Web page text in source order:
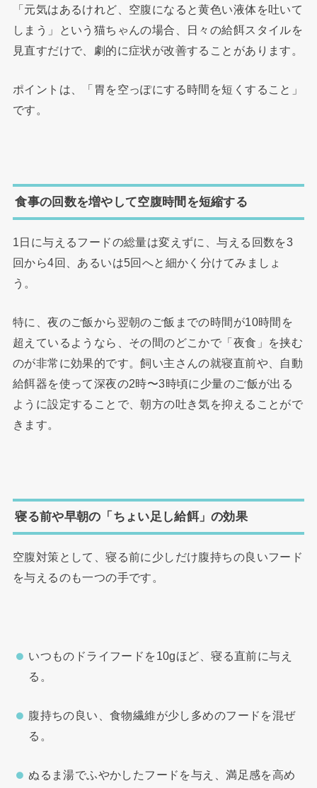
「元気はあるけれど、空腹になると黄色い液体を吐いて
しまう」という猫ちゃんの場合、日々の給餌スタイルを
見直すだけで、劇的に症状が改善することがあります。
ポイントは、「胃を空っぽにする時間を短くすること」
です。
食事の回数を増やして空腹時間を短縮する
1日に与えるフードの総量は変えずに、与える回数を3
回から4回、あるいは5回へと細かく分けてみましょ
う。
特に、夜のご飯から翌朝のご飯までの時間が10時間を
超えているようなら、その間のどこかで「夜食」を挟む
のが非常に効果的です。飼い主さんの就寝直前や、自動
給餌器を使って深夜の2時〜3時頃に少量のご飯が出る
ように設定することで、朝方の吐き気を抑えることがで
きます。
寝る前や早朝の「ちょい足し給餌」の効果
空腹対策として、寝る前に少しだけ腹持ちの良いフード
を与えるのも一つの手です。
いつものドライフードを10gほど、寝る直前に与え
る。
腹持ちの良い、食物繊維が少し多めのフードを混ぜ
る。
ぬるま湯でふやかしたフードを与え、満足感を高め